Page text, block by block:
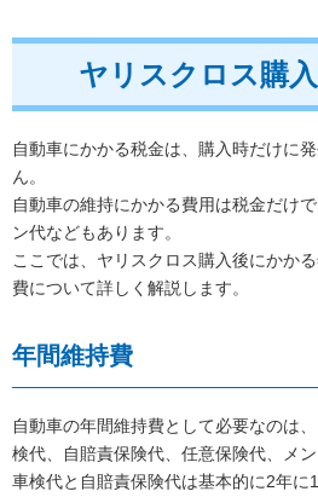
ヤリスクロス購
自動車にかかる税金は、購入時だけに
ん。
自動車の維持にかかる費用は税金だけ
ン代などもあります。
ここでは、ヤリスクロス購入後にかか
費について詳しく解説します。
年間維持費
自動車の年間維持費として必要なのは
検代、自賠責保険代、任意保険代、メン
車検代と自賠責保険代は基本的に2年に1